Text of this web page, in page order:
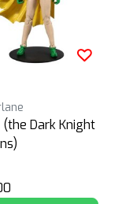
(the Dark Knight